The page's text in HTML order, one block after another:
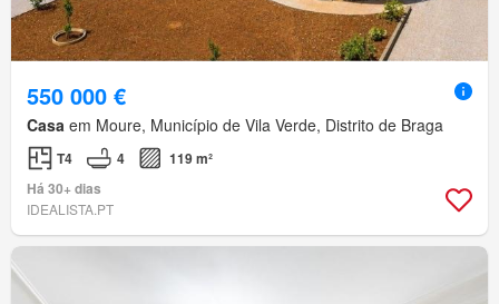
550 000 €
Casa em Moure, Município de Vila Verde, Distrito de Braga
T4 4
119 m²
Há 30+ dias
IDEALISTA.PT